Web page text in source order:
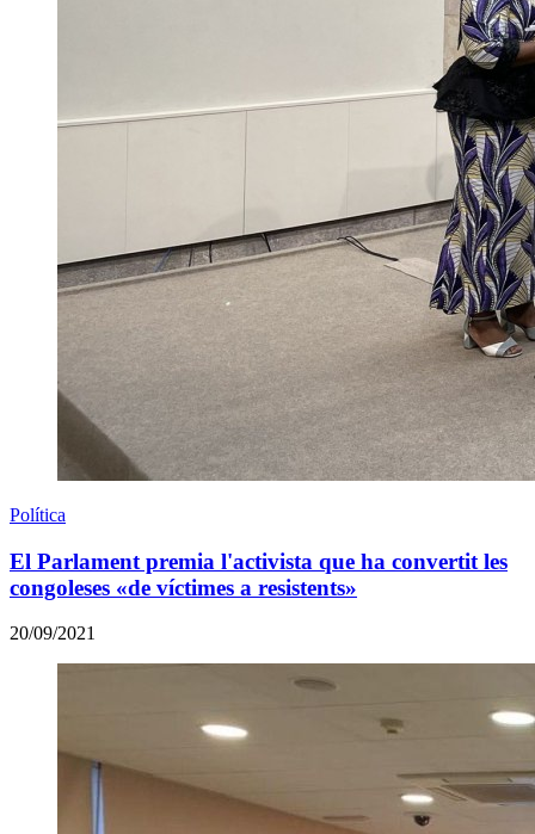
Política
El Parlament premia l'activista que ha convertit les
congoleses «de víctimes a resistents»
20/09/2021